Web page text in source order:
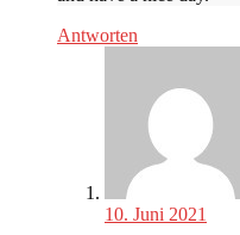
Antworten
10. Juni 2021